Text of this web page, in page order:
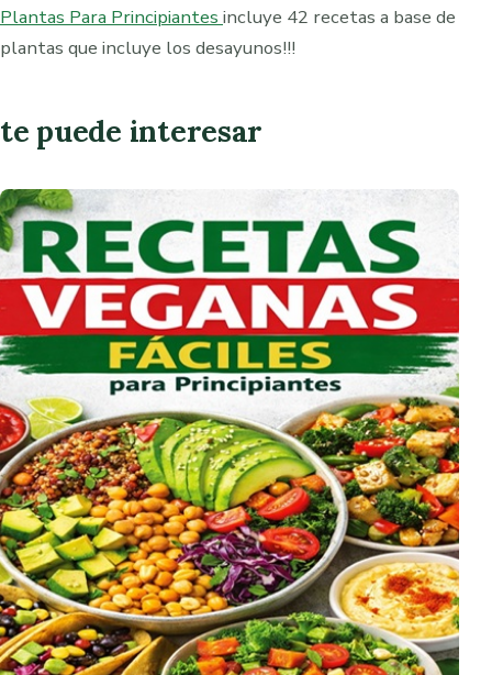
Plantas Para Principiantes incluye 42 recetas a base de
plantas que incluye los desayunos!!!
te puede interesar